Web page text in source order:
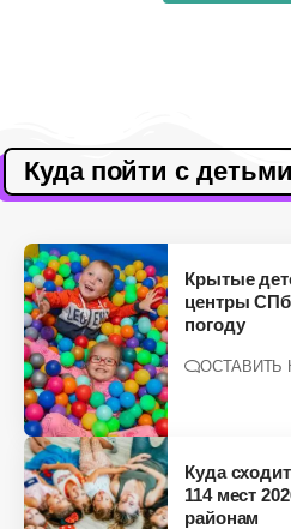
Куда пойти с
Крытые
центры
погоду
ОСТАВИТЬ
Куда
114 мест
районам